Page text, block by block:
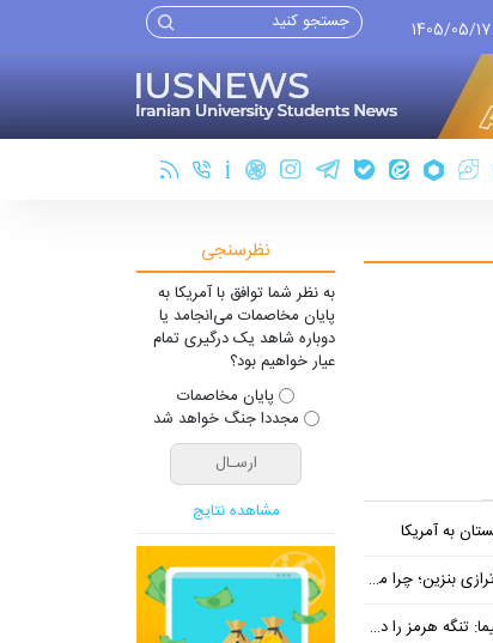
به آمریکا
مردم مقصر اصلی نیستند؟
رفع تحریم معامله کنیم
نظرسنجی
به نظر شما توافق با آمریکا به
پایان مخاصمات می‌انجامد یا
دوباره شاهد یک درگیری تمام
عیار خواهیم بود؟
پایان مخاصمات
مجددا جنگ خواهد شد
مشاهده نتایج